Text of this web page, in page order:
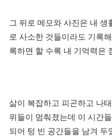
그 뒤로 메모와 사진은 내 생
로 사소한 것들이라도 기록
록하면 할 수록 내 기억력은
삶이 복잡하고 피곤하고 나
위들이 멈춰졌는데 이 시간
되어 텅 빈 공간들을 남겨 두